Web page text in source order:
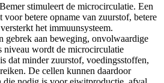
stimuleert de microcirculatie. Een
betere opname van zuurstof, betere
het immuunsysteem.
gebrek aan beweging, onvolwaardige
niveau wordt de microcirculatie
dat minder zuurstof, voedingsstoffen,
De cellen kunnen daardoor